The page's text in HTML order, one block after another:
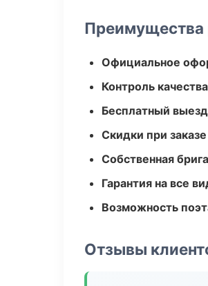
Преимущества
Официальное
Контроль
Бесплатный
Скидки при
Собственная
Гарантия на все
Возможность
Отзывы